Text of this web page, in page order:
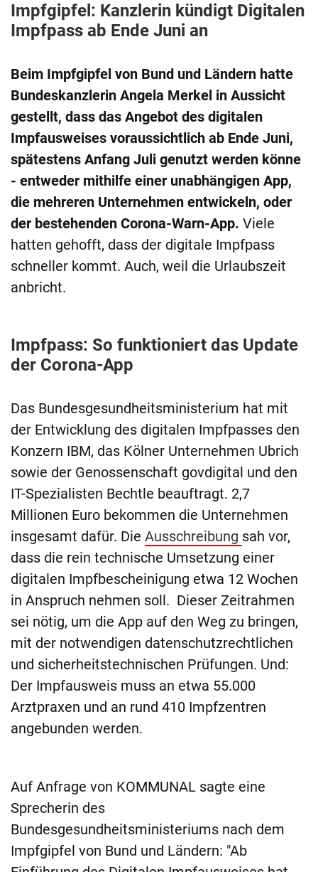
Impfgipfel: Kanzlerin kündigt Digitalen
Impfpass ab Ende Juni an
Beim Impfgipfel von Bund und Ländern hatte
Bundeskanzlerin Angela Merkel in Aussicht
gestellt, dass das Angebot des digitalen
Impfausweises voraussichtlich ab Ende Juni,
spätestens Anfang Juli genutzt werden könne
- entweder mithilfe einer unabhängigen App,
die mehreren Unternehmen entwickeln, oder
der bestehenden Corona-Warn-App. Viele
hatten gehofft, dass der digitale Impfpass
schneller kommt. Auch, weil die Urlaubszeit
anbricht.
Impfpass: So funktioniert das Update
der Corona-App
Das Bundesgesundheitsministerium hat mit
der Entwicklung des digitalen Impfpasses den
Konzern IBM, das Kölner Unternehmen Ubrich
sowie der Genossenschaft govdigital und den
IT-Spezialisten Bechtle beauftragt. 2,7
Millionen Euro bekommen die Unternehmen
insgesamt dafür. Die Ausschreibung sah vor,
dass die rein technische Umsetzung einer
digitalen Impfbescheinigung etwa 12 Wochen
in Anspruch nehmen soll. Dieser Zeitrahmen
sei nötig, um die App auf den Weg zu bringen,
mit der notwendigen datenschutzrechtlichen
und sicherheitstechnischen Prüfungen. Und:
Der Impfausweis muss an etwa 55.000
Arztpraxen und an rund 410 Impfzentren
angebunden werden.
Auf Anfrage von KOMMUNAL sagte eine
Sprecherin des
Bundesgesundheitsministeriums nach dem
Impfgipfel von Bund und Ländern: "Ab